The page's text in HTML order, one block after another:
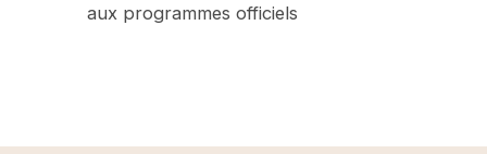
aux programmes officiels